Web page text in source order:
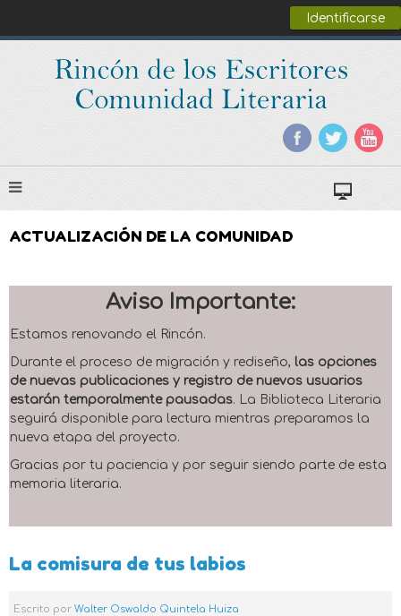
Identificarse
ACTUALIZACIÓN DE LA COMUNIDAD
Aviso Importante:
Estamos renovando el Rincón.
Durante el proceso de migración y rediseño, las opciones
de nuevas publicaciones y registro de nuevos usuarios
estarán temporalmente pausadas. La Biblioteca Literaria
seguirá disponible para lectura mientras preparamos la
nueva etapa del proyecto.
Gracias por tu paciencia y por seguir siendo parte de esta
memoria literaria.
La comisura de tus labios
Escrito por Walter Oswaldo Quintela Huiza